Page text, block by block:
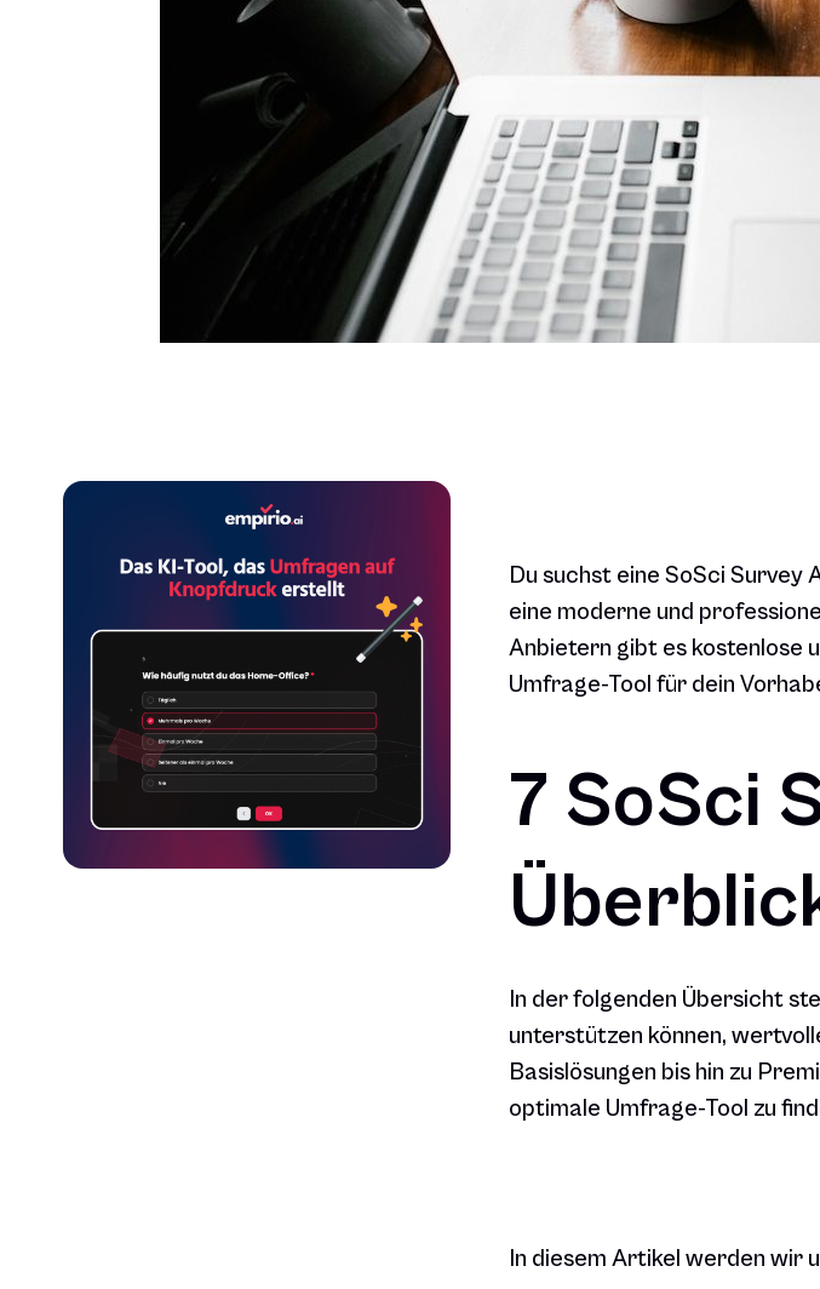
Du suchst eine SoSci Survey
eine moderne und
Anbietern gibt es kostenlose
Umfrage-Tool für dein
7 SoSci
In der folgenden Übersicht
unterstützen können,
Basislösungen bis hin zu
optimale Umfrage-Tool zu
In diesem Artikel werden wir